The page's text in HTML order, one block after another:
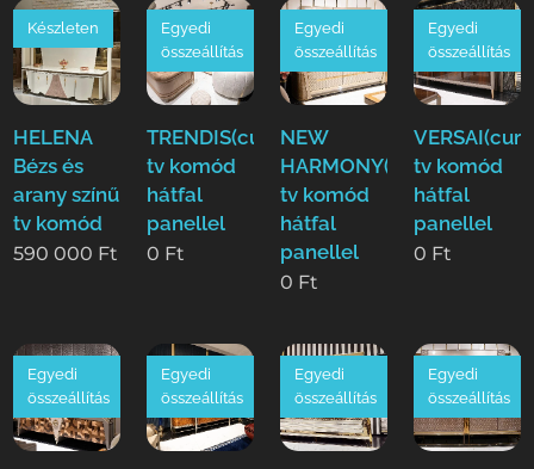
HELENA
Bézs és
arany színű
tv komód
Készleten
590 000 Ft
TRENDIS(cur)Luxus
tv komód
hátfal
panellel
Egyedi
összeállítás
0 Ft
NEW
HARMONY(cur)Luxus
tv komód
hátfal
panellel
Egyedi
összeállítás
0 Ft
tv komód
hátfal
panellel
Egyedi
összeállítás
0 Ft
Egyedi
összeállítás
Egyedi
összeállítás
Egyedi
összeállítás
Egyedi
összeállítás